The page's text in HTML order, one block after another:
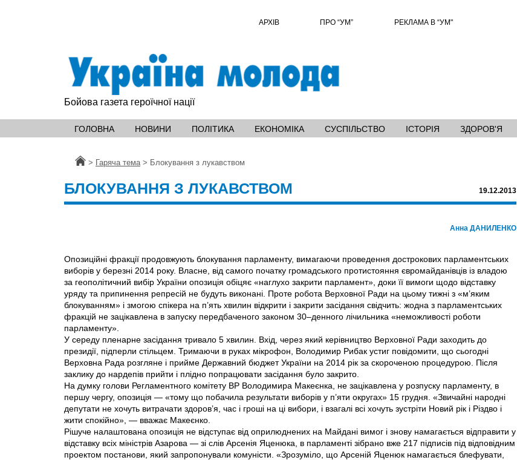
АРХІВ ПРО “УМ” РЕКЛАМА В “УМ"
Бойова газета героїчної нації
ГОЛОВНА НОВИНИ ПОЛІТИКА ЕКОНОМІКА СУСПІЛЬСТВО ІСТОРІЯ ЗДОРОВ'Я
Головна
> Гаряча тема > Блокування з лукавством
БЛОКУВАННЯ З ЛУКАВСТВОМ 19.12.2013
Анна ДАНИЛЕНКО
Опозиційні фракції продовжують блокування парламенту, вимагаючи проведення дострокових парламентських
виборів у березні 2014 року. Власне, вiд самого початку громадського протистояння євромайданівців iз владою
за геополітичний ви­бір України опозиція обіцяє «наглухо закрити парламент», доки її вимоги щодо відставку
уряду та припинення репресій не будуть виконані. Проте робота Верховної Ради на цьому тижні з «м’яким
блокуванням» і змогою спікера на п’ять хвилин відкрити і закрити засідання свідчить: жодна з парламентських
фракцій не зацікавлена в запуску передбаченого законом 30–денного лічильника «неможливості роботи
парламенту».
У середу пленарне засідання тривало 5 хвилин. Вхід, через який керівництво Верховної Ради заходить до
президії, підперли стільцем. Тримаючи в руках мікрофон, Володимир Рибак устиг повідомити, що сьогодні
Верховна Рада розгляне і прийме Державний бюджет України на 2014 рік за скороченою процедурою. Після
заклику до нардепів прийти і плідно попрацювати засідання було закрито.
На думку голови Регламентного комітету ВР Володимира Макеєнка, не зацікавлена у розпуску парламенту, в
першу чергу, опозиція — «тому що побачила результати виборів у п’яти округах» 15 грудня. «Звичайні народні
депутати не хочуть витрачати здоров’я, час і гроші на ці вибори, і взагалі всі хочуть зустріти Новий рік і Різдво і
жити спокійно», — вважає Макеєнко.
Рішуче налаштована опозиція не відступає від оприлюднених на Майдані вимог і знову намагається відправити у
відставку всіх міністрів Азарова — зі слів Арсенія Яценюка, в парламенті зібрано вже 217 підписів під відповідним
проектом постанови, який запропонували комуністи. «Зрозуміло, що Арсеній Яценюк намагається блефувати,